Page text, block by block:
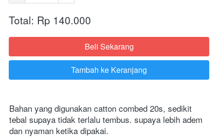
Total: Rp 140.000
`Beli Sekarang
`
Tambah ke Keranjang
Bahan yang digunakan catton combed 20s, sedikit
tebal supaya tidak terlalu tembus. supaya lebih adem
dan nyaman ketika dipakai.